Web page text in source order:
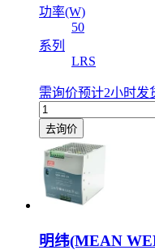
功率(W)
50
系列
LRS
需询价预计2小时发
去询价
明纬(MEAN